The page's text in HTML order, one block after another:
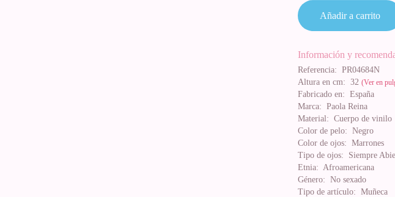
Añadir a carrito
Información y
Referencia: PR04684N
Altura en cm: 32 (Ver en
Fabricado en: España
Marca: Paola Reina
Material: Cuerpo de vinilo
Color de pelo: Negro
Color de ojos: Marrones
Tipo de ojos: Siempre
Etnia: Afroamericana
Género: No sexado
Tipo de artículo: Muñeca